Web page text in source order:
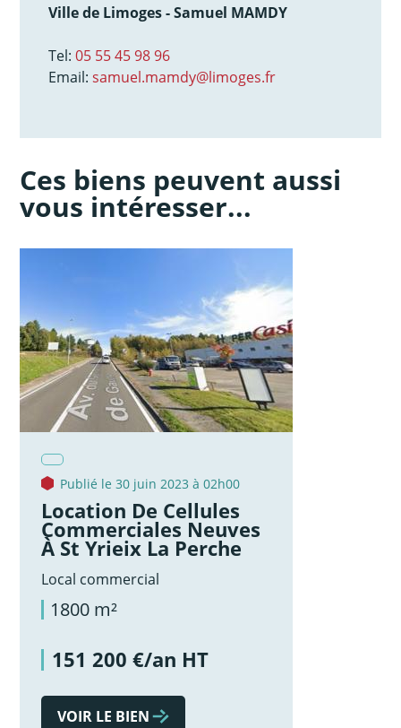
Ville de Limoges - Samuel MAMDY
Tel:05 55 45 98 96
Email:samuel.mamdy@limoges.fr
Ces biens peuvent aussi
vous intéresser...
Publié le 30 juin 2023 à 02h00
Location De Cellules
Commerciales Neuves
À St Yrieix La Perche
Local commercial
1800 m²
151 200 €/an HT
VOIR LE BIEN